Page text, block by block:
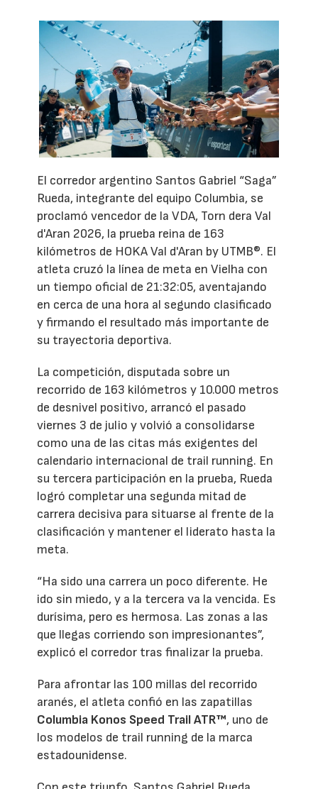
El corredor argentino Santos Gabriel “Saga”
Rueda, integrante del equipo Columbia, se
proclamó vencedor de la VDA, Torn dera Val
d'Aran 2026, la prueba reina de 163
kilómetros de HOKA Val d'Aran by UTMB®. El
atleta cruzó la línea de meta en Vielha con
un tiempo oficial de 21:32:05, aventajando
en cerca de una hora al segundo clasificado
y firmando el resultado más importante de
su trayectoria deportiva.
La competición, disputada sobre un
recorrido de 163 kilómetros y 10.000 metros
de desnivel positivo, arrancó el pasado
viernes 3 de julio y volvió a consolidarse
como una de las citas más exigentes del
calendario internacional de trail running. En
su tercera participación en la prueba, Rueda
logró completar una segunda mitad de
carrera decisiva para situarse al frente de la
clasificación y mantener el liderato hasta la
meta.
“Ha sido una carrera un poco diferente. He
ido sin miedo, y a la tercera va la vencida. Es
durísima, pero es hermosa. Las zonas a las
que llegas corriendo son impresionantes”,
explicó el corredor tras finalizar la prueba.
Para afrontar las 100 millas del recorrido
aranés, el atleta confió en las zapatillas
Columbia Konos Speed Trail ATR™, uno de
los modelos de trail running de la marca
estadounidense.